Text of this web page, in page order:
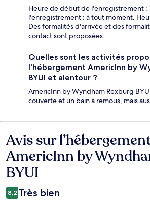
Heure de début de l'enregistrement :
l'enregistrement : à tout moment.
Des formalités d'arrivée et des
contact sont proposées.
Quelles sont les activités
l'hébergement AmericInn by
BYUI et alentour ?
AmericInn by Wyndham Rexburg
couverte et un bain à remous, mais
Avis
Avis sur
AmericInn by
BYUI
8,2 Très bien